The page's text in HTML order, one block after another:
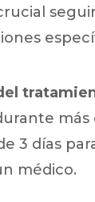
más
3 días
médico.